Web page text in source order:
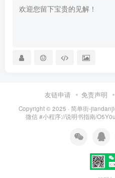
友链申请 免责声明
Copyright © 2025 · 简单街-
微信 #小程序://说明书指南/